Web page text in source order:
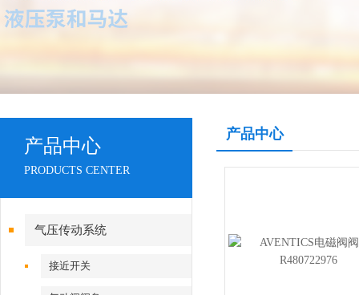
产品中心
PRODUCTS CENTER
气压传动系统
接近开关
产品中心